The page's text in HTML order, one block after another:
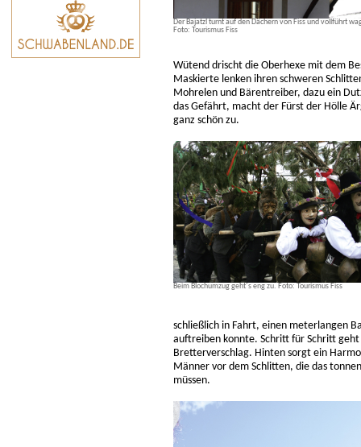
Der Bajatzl turnt auf den Dächern von Fiss und vollführt
Foto: Tourismus Fiss
Wütend drischt die Oberhexe mit dem
Maskierte lenken ihren schweren
Mohrelen und Bärentreiber, dazu ein
das Gefährt, macht der Fürst der Hölle
ganz schön zu.
Beim Blochumzug geht´s eng zu. Foto: Tourismus Fiss
schließlich in Fahrt, einen meterlangen
auftreiben konnte. Schritt für Schritt
Bretterverschlag. Hinten sorgt ein
Männer vor dem Schlitten, die das
müssen.